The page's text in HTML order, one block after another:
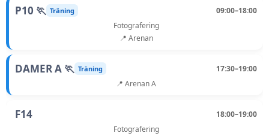
P10 🏃 Träning
09:00–18:00
Fotografering
📍 Arenan
DAMER A 🏃 Träning
17:30–19:00
📍 Arenan A
F14
18:00–19:00
Fotografering